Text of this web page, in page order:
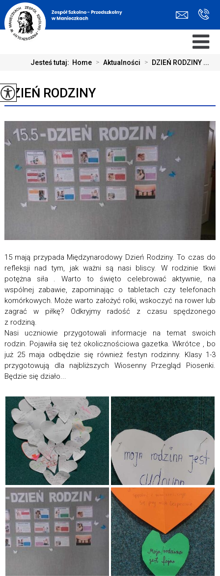
Jesteś tutaj: Home > Aktualności > DZIEŃ RODZINY ...
DZIEŃ RODZINY
15 mają przypada Międzynarodowy Dzień Rodziny. To czas do
refleksji nad tym, jak ważni są nasi bliscy. W rodzinie tkwi
potężna siła . Warto to święto celebrować aktywnie, na
wspólnej zabawie, zapominając o tabletach czy telefonach
komórkowych. Może warto założyć rolki, wskoczyć na rower lub
zagrać w piłkę? Odkryjmy radość z czasu spędzonego
z rodziną.
Nasi uczniowie przygotowali informacje na temat swoich
rodzin. Pojawiła się też okolicznościowa gazetka. Wkrótce , bo
już 25 maja odbędzie się również festyn rodzinny. Klasy 1-3
przygotowują dla najbliższych Wiosenny Przegląd Piosenki.
Będzie się działo...